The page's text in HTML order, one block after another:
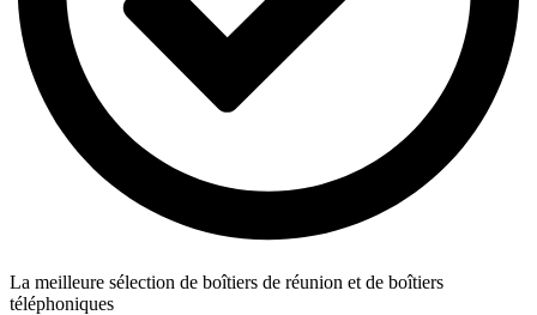
La meilleure sélection de boîtiers de réunion et de boîtiers
téléphoniques